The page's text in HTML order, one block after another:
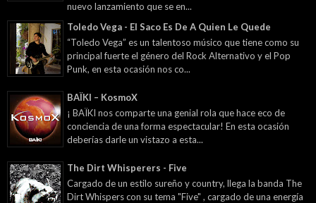
nuevo lanzamiento que se en...
Toledo Vega - El Saco Es De A Quien Le Quede
“Toledo Vega” es un talentoso músico que tiene como su
principal fuerte el género del Rock Alternativo y el Pop
Punk, en esta ocasión nos co...
BAÏKI – KosmoX
¡ BAÏKI nos comparte una genial rola que hace eco de
conciencia de una forma espectacular! En esta ocasión
deberías darle un vistazo a esta...
The Dirt Whisperers - Five
Cargado de un estilo sureño y country, llega la banda The
Dirt Whispers con su tema "Five" , cargado de una energía